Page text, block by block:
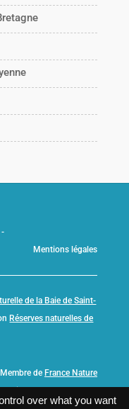
-
Mentions légales
de la Baie de Saint-
Réserves naturelles de
Membre de France Nature
over what you want